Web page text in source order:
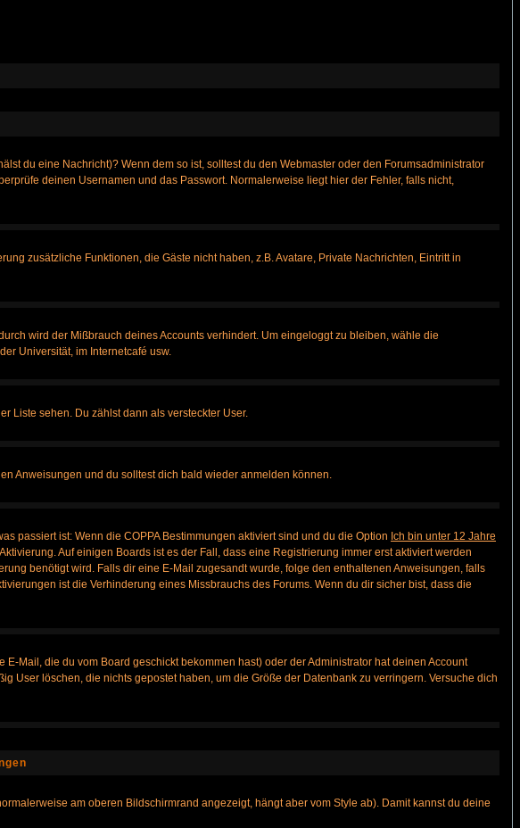
du eine Nachricht)? Wenn dem so ist, solltest du den Webmaster oder den Forumsadministrator
deinen Usernamen und das Passwort. Normalerweise liegt hier der Fehler, falls nicht,
zusätzliche Funktionen, die Gäste nicht haben, z.B. Avatare, Private Nachrichten, Eintritt in
wird der Mißbrauch deines Accounts verhindert. Um eingeloggt zu bleiben, wähle die
Universität, im Internetcafé usw.
Liste sehen. Du zählst dann als versteckter User.
Anweisungen und du solltest dich bald wieder anmelden können.
passiert ist: Wenn die COPPA Bestimmungen aktiviert sind und du die Option Ich bin unter 12 Jahre
Auf einigen Boards ist es der Fall, dass eine Registrierung immer erst aktiviert werden
benötigt wird. Falls dir eine E-Mail zugesandt wurde, folge den enthaltenen Anweisungen, falls
ist die Verhinderung eines Missbrauchs des Forums. Wenn du dir sicher bist, dass die
Mail, die du vom Board geschickt bekommen hast) oder der Administrator hat deinen Account
User löschen, die nichts gepostet haben, um die Größe der Datenbank zu verringern. Versuche dich
am oberen Bildschirmrand angezeigt, hängt aber vom Style ab). Damit kannst du deine